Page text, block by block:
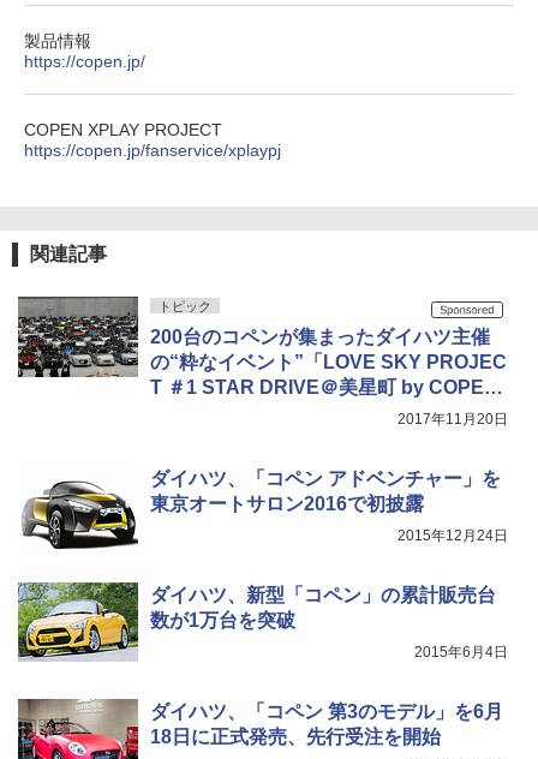
製品情報
https://copen.jp/
COPEN XPLAY PROJECT
https://copen.jp/fanservice/xplaypj
関連記事
トピック
200台のコペンが集まったダイハツ主催
の“粋なイベント”「LOVE SKY PROJEC
T ＃1 STAR DRIVE＠美星町 by COPEN
2017年11月20日
ダイハツ、「コペン アドベンチャー」を
東京オートサロン2016で初披露
2015年12月24日
ダイハツ、新型「コペン」の累計販売台
数が1万台を突破
2015年6月4日
ダイハツ、「コペン 第3のモデル」を6月
18日に正式発売、先行受注を開始